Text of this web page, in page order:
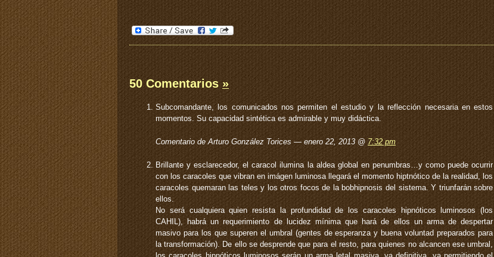
50 Comentarios »
Subcomandante, los comunicados nos permiten el estudio y la reflección necesaria en estos
momentos. Su capacidad sintética es admirable y muy didáctica.
Comentario de Arturo González Torices — enero 22, 2013 @ 7:32 pm
Brillante y esclarecedor, el caracol ilumina la aldea global en penumbras…y como puede ocurrir
con los caracoles que vibran en imágen luminosa llegará el momento hiptnótico de la realidad, los
caracoles quemaran las teles y los otros focos de la bobhipnosis del sistema. Y triunfarán sobre
ellos.
No será cualquiera quien resista la profundidad de los caracoles hipnóticos luminosos (los
CAHIL), habrá un requerimiento de lucidez mínima que hará de ellos un arma de despertar
masivo para los que superen el umbral (gentes de esperanza y buena voluntad preparados para
la transformación). De ello se desprende que para el resto, para quienes no alcancen ese umbral,